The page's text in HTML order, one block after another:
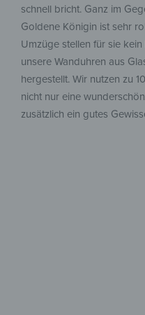
schnell bricht. Ganz im
Goldene Königin ist sehr
Umzüge stellen für sie
unsere Wanduhren aus
hergestellt. Wir nutzen zu
nicht nur eine
zusätzlich ein gutes